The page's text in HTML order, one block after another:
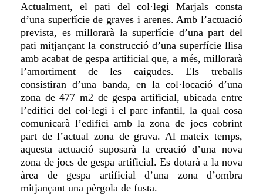
Actualment, el pati del col·legiMarjals consta
d’una superfície de graves i arenes. Amb l’actuació
prevista, es millorarà la superfície d’una part del
pati mitjançant la construcció d’una superfície llisa
amb acabat de gespa artificial que, a més, millorarà
l’amortiment de les caigudes. Els treballs
consistiran d’una banda, en la col·locació d’una
zona de 477 m2 de gespa artificial, ubicada entre
l’edifici del col·legi i el parc infantil, la qual cosa
comunicarà l’edifici amb la zona de jocs cobrint
part de l’actual zona de grava. Al mateix temps,
aquesta actuació suposarà la creació d’una nova
zona de jocs de gespa artificial. Es dotarà a la nova
àrea de gespa artificial d’una zona d’ombra
mitjançant una pèrgola de fusta.